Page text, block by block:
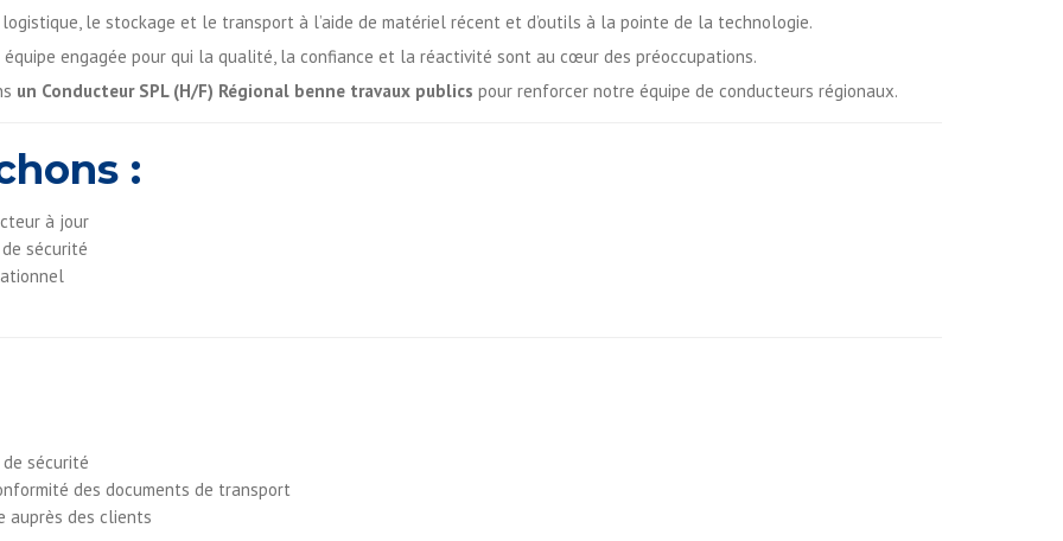
le stockage et le transport à l’aide de matériel récent et d’outils à la pointe de la technologie.
engagée pour qui la qualité, la confiance et la réactivité sont au cœur des préoccupations.
un Conducteur SPL (H/F) Régional benne travaux publics pour renforcer notre équipe de conducteurs régionaux.
:
à jour
sécurité
sécurité
des documents de transport
auprès des clients